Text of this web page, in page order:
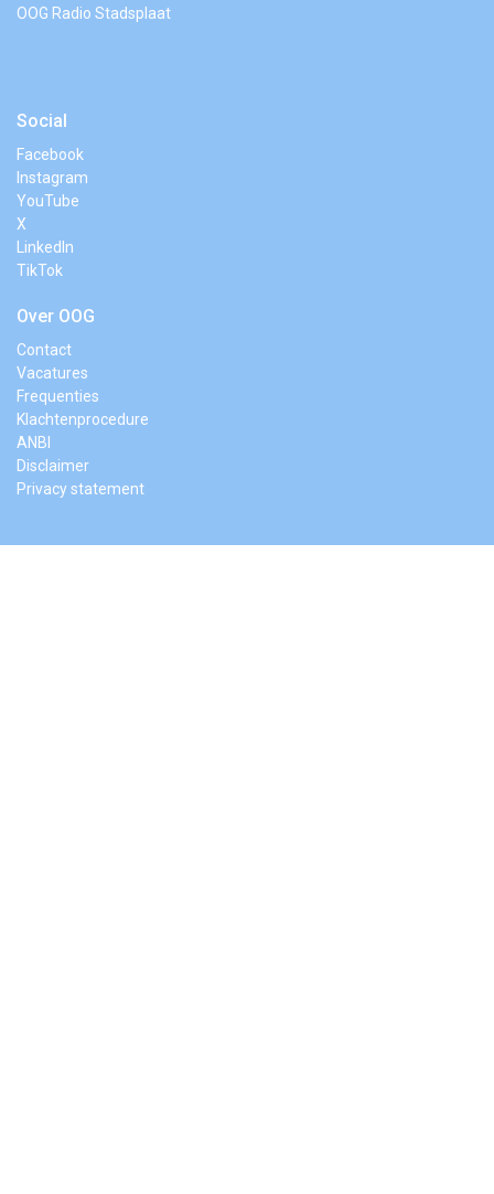
OOG Radio Stadsplaat
Social
Facebook
Instagram
YouTube
X
LinkedIn
TikTok
Over OOG
Contact
Vacatures
Frequenties
Klachtenprocedure
ANBI
Disclaimer
Privacy statement